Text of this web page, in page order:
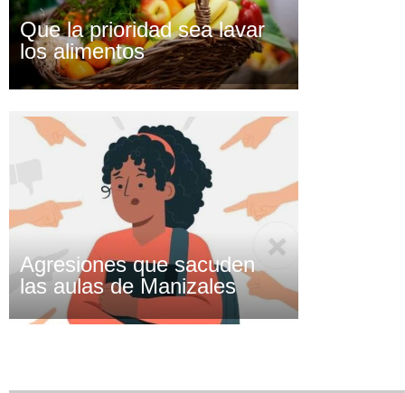
Que la prioridad sea lavar
los alimentos
Agresiones que sacuden
las aulas de Manizales